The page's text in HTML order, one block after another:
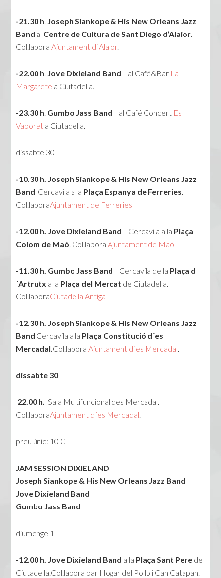
-21.30 h. Joseph Siankope & His New Orleans Jazz
Band al Centre de Cultura de Sant Diego d’Alaior.
Col.laboraAjuntament d´Alaior.
-22.00 h. Jove Dixieland Band al Café&Bar La
Margarete a Ciutadella.
-23.30 h. Gumbo Jass Band al Café Concert Es
Vaporet a Ciutadella.
dissabte 30
-10.30 h. Joseph Siankope & His New Orleans Jazz
Band Cercavila a la Plaça Espanya de Ferreries.
Col.laboraAjuntament de Ferreries
-12.00 h. Jove Dixieland Band Cercavila a la Plaça
Colom de Maó. Col.laboraAjuntament de Maó
-11.30 h. Gumbo Jass Band Cercavila de la Plaça d
´Artrutx a la Plaça del Mercat de Ciutadella.
Col.laboraCiutadella Antiga
-12.30 h. Joseph Siankope & His New Orleans Jazz
Band Cercavila a la Plaça Constitució d´es
Mercadal.Col.laboraAjuntament d´es Mercadal.
dissabte 30
22.00 h. Sala Multifuncional des Mercadal.
Col.laboraAjuntament d´es Mercadal.
preu únic: 10 €
JAM SESSION DIXIELAND
Joseph Siankope & His New Orleans Jazz Band
Jove Dixieland Band
Gumbo Jass Band
diumenge 1
-12.00 h. Jove Dixieland Band a la Plaça Sant Pere de
Ciutadella.Col.labora bar Hogar del Pollo i Can Catapan.